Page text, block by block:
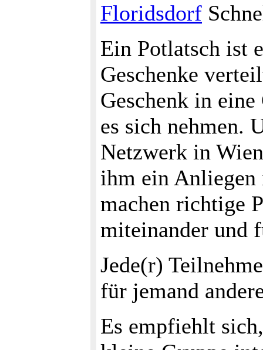
Floridsdorf
Ein Potlatsch ist
Geschenke
Geschenk in
es sich nehmen.
Netzwerk in
ihm ein Anliegen
machen richtige
miteinander und
Jede(r)
für jemand
Es empfiehlt